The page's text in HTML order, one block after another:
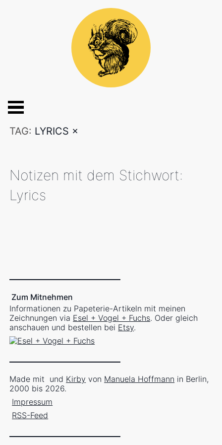
TAG: LYRICS ×
Notizen mit dem Stichwort:
Lyrics
Zum Mitnehmen
Informationen zu Papeterie-Artikeln mit meinen
Zeichnungen via Esel + Vogel + Fuchs. Oder gleich
anschauen und bestellen bei Etsy.
Made mit und Kirby von Manuela Hoffmann in Berlin,
2000 bis 2026.
Impressum
RSS-Feed